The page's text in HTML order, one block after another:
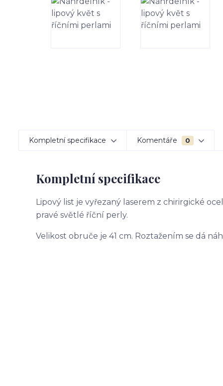
Kompletní specifikace Komentáře 0
Kompletní specifikace
Lipový list je vyřezaný laserem z chirirgické
pravé světlé říční perly.
Velikost obruče je 41 cm. Roztažením se dá